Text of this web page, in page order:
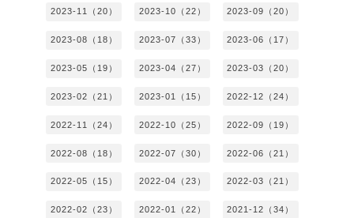
2023-11（20） 2023-10（22） 2023-09（20）
2023-08（18） 2023-07（33） 2023-06（17）
2023-05（19） 2023-04（27） 2023-03（20）
2023-02（21） 2023-01（15） 2022-12（24）
2022-11（24） 2022-10（25） 2022-09（19）
2022-08（18） 2022-07（30） 2022-06（21）
2022-05（15） 2022-04（23） 2022-03（21）
2022-02（23） 2022-01（22） 2021-12（34）